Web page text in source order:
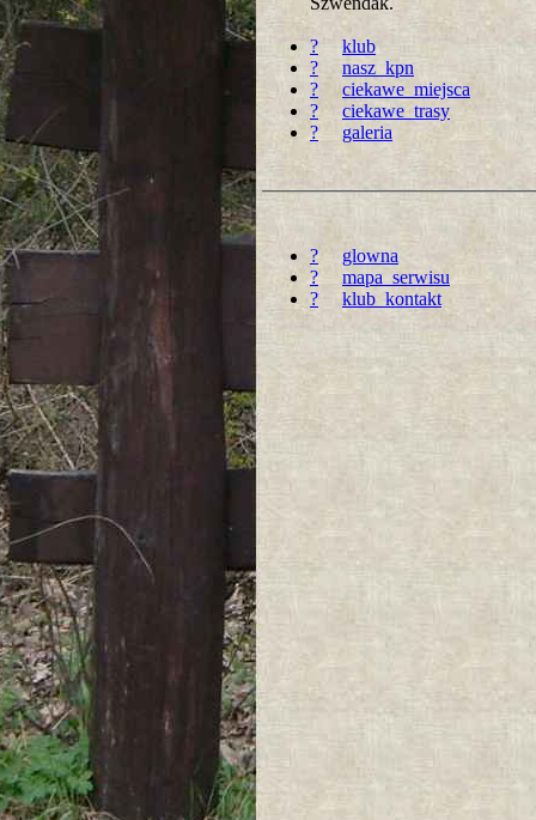
?
klub
?
nasz_kpn
?
ciekawe_miejsca
?
ciekawe_trasy
?
galeria
?
glowna
?
mapa_serwisu
?
klub_kontakt